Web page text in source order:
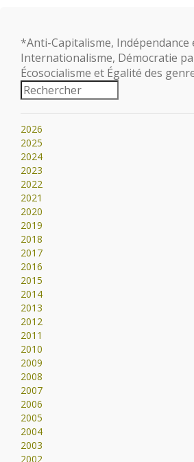
*Anti-Capitalisme, Indépendance
Internationalisme, Démocratie
Écosocialisme et Égalité des
2026
2025
2024
2023
2022
2021
2020
2019
2018
2017
2016
2015
2014
2013
2012
2011
2010
2009
2008
2007
2006
2005
2004
2003
2002